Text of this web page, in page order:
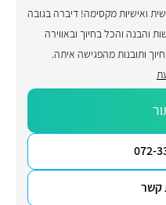
ואישיות מקסימה! דיברה בגובה
והבנה והכל בחיוך ובאווירה
חיוך ותובנות מהפגישה איתה.
072-
קשר